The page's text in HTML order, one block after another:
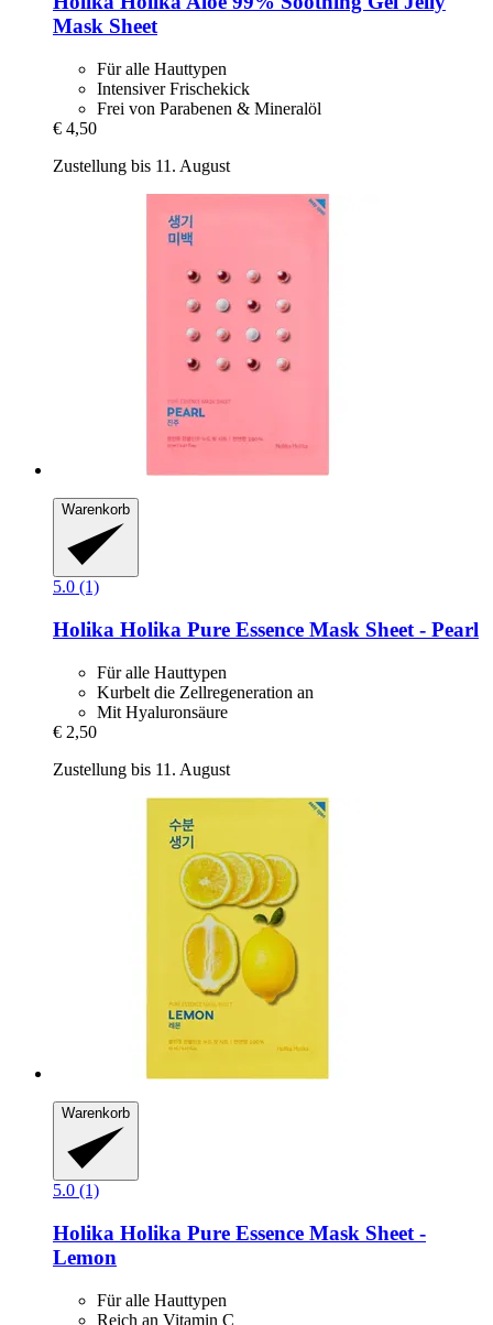
Mask Sheet
Für alle Hauttypen
Intensiver Frischekick
Frei von Parabenen & Mineralöl
€ 4,50
Zustellung bis 11. August
Warenkorb
5.0 (1)
Holika Holika Pure Essence Mask Sheet -​ Pearl
Für alle Hauttypen
Kurbelt die Zellregeneration an
Mit Hyaluronsäure
€ 2,50
Zustellung bis 11. August
Warenkorb
5.0 (1)
Holika Holika Pure Essence Mask Sheet -​
Lemon
Für alle Hauttypen
Reich an Vitamin C